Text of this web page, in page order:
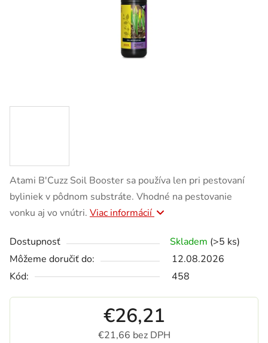
Atami B'Cuzz Soil Booster sa používa len pri pestovaní
byliniek v pôdnom substráte. Vhodné na pestovanie
vonku aj vo vnútri. Viac informácií
Dostupnosť Skladem (>5 ks)
Môžeme doručiť do:
12.08.2026
Kód:
458
€26,21
€21,66 bez DPH